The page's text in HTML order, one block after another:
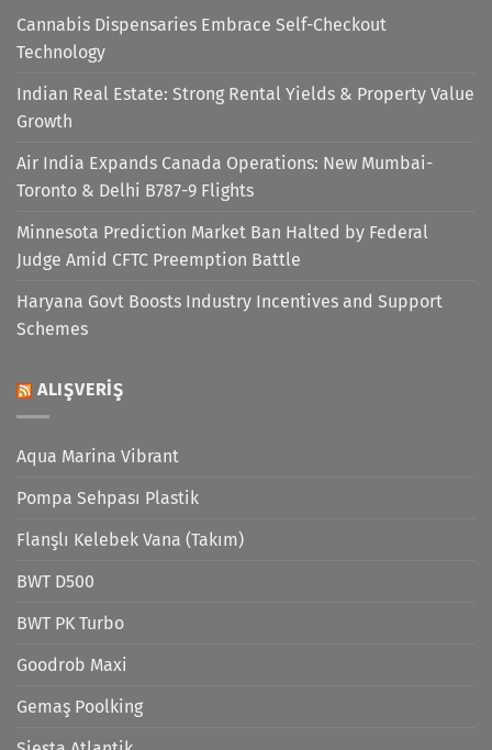
Cannabis Dispensaries Embrace Self-Checkout
Technology
Indian Real Estate: Strong Rental Yields & Property Value
Growth
Air India Expands Canada Operations: New Mumbai-
Toronto & Delhi B787-9 Flights
Minnesota Prediction Market Ban Halted by Federal
Judge Amid CFTC Preemption Battle
Haryana Govt Boosts Industry Incentives and Support
Schemes
ALIŞVERIŞ
Aqua Marina Vibrant
Pompa Sehpası Plastik
Flanşlı Kelebek Vana (Takım)
BWT D500
BWT PK Turbo
Goodrob Maxi
Gemaş Poolking